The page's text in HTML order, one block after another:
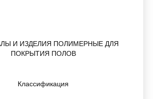
И ИЗДЕЛИЯ ПОЛИМЕРНЫЕ ДЛЯ
ПОКРЫТИЯ ПОЛОВ
Классификация